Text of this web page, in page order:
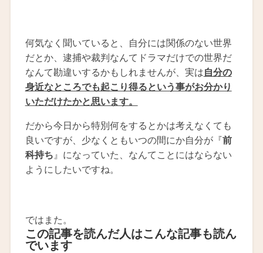
何気なく聞いていると、自分には関係のない世界
だとか、逮捕や裁判なんてドラマだけでの世界だ
なんて勘違いするかもしれませんが、実は自分の
身近なところでも起こり得るという事がお分かり
いただけたかと思います。
だから今日から特別何をするとかは考えなくても
良いですが、少なくともいつの間にか自分が『前
科持ち 』になっていた、なんてことにはならない
ようにしたいですね。
ではまた。
この記事を読んだ人はこんな記事も読ん
でいます